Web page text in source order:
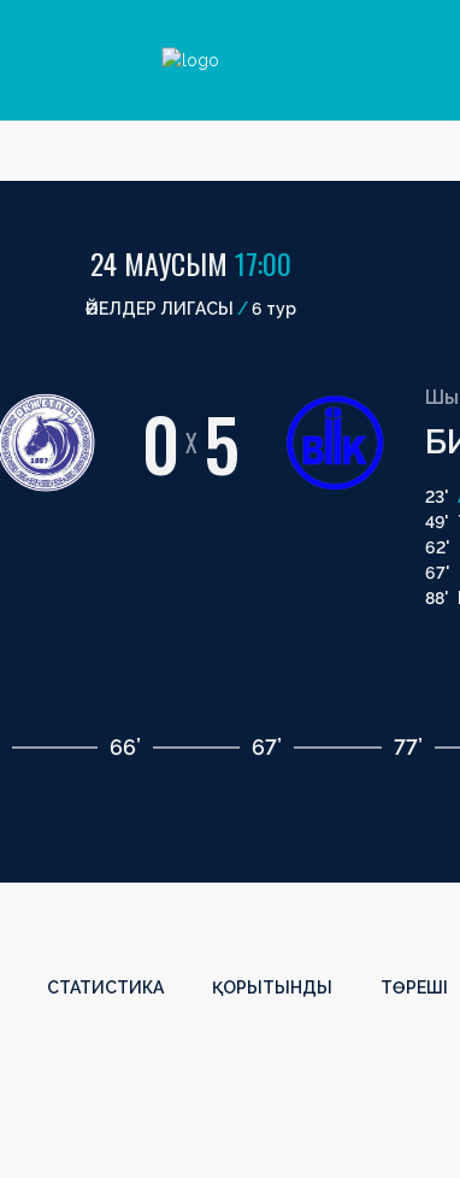
24 МАУСЫМ 17:00
ӘЙЕЛДЕР ЛИГАСЫ /6 тур
0 X 5
23'
49'
62'
67'
88'
66’ 67’ 77’
СТАТИСТИКА ҚОРЫТЫНДЫ ТӨРЕШІ